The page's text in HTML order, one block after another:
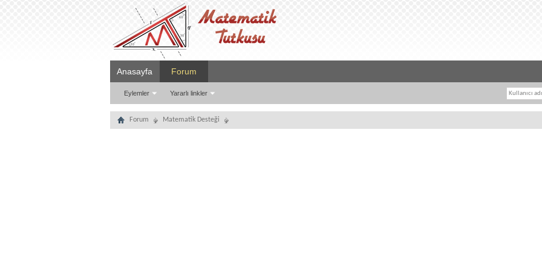
Anasayfa Forum
Eylemler Yararlı linkler
Forum Matematik Desteği